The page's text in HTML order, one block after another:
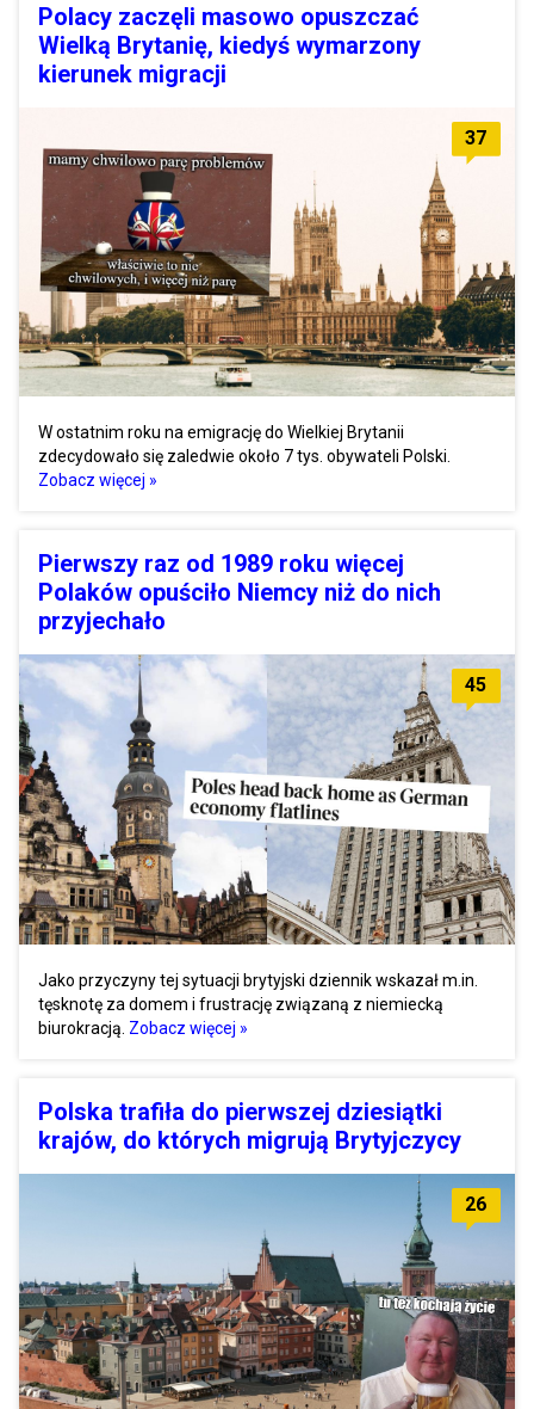
Polacy zaczęli masowo opuszczać
Wielką Brytanię, kiedyś wymarzony
kierunek migracji
37
W ostatnim roku na emigrację do Wielkiej Brytanii
zdecydowało się zaledwie około 7 tys. obywateli Polski.
Zobacz więcej »
Pierwszy raz od 1989 roku więcej
Polaków opuściło Niemcy niż do nich
przyjechało
45
Jako przyczyny tej sytuacji brytyjski dziennik wskazał m.in.
tęsknotę za domem i frustrację związaną z niemiecką
biurokracją. Zobacz więcej »
Polska trafiła do pierwszej dziesiątki
krajów, do których migrują Brytyjczycy
26